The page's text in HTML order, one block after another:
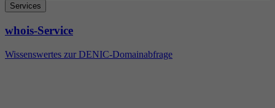
Services
whois-Service
Wissenswertes zur DENIC-Domainabfrage